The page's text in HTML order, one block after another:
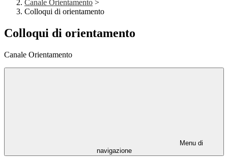
Canale Orientamento >
Colloqui di orientamento
Colloqui di orientamento
Canale Orientamento
Menu di
navigazione